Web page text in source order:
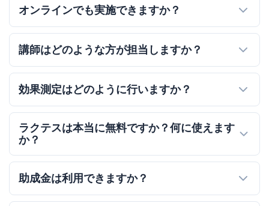
オンラインでも実施できますか？
講師はどのような方が担当しますか？
効果測定はどのように行いますか？
ラクテスは本当に無料ですか？何に使えます
か？
助成金は利用できますか？